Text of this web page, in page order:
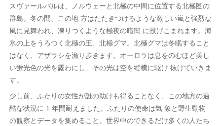
スヴァールバルは、ノルウェーと北極の中間に位置する北極圏の
群島。冬の間、この地 方はたたきつけるような激しい嵐と強烈な
風に見舞われ、凍りつくような極夜の暗闇 に投げこまれます。海
氷の上をうろつく北極の王、北極グマ。北極グマは冬眠すること
はなく、アザラシを漁り歩きます。オーロラは息をのむほど美し
い蛍光色の光を露わにし、その光は空を縦横に駆け 抜けていきま
す。
少し前、ふたりの女性が誰の助けも得ることなく、この地方の過
酷な状況に 1 年間耐えました。ふたりの使命は気 象と野生動物
の観察とデータを集めること。世界中のできるだけ多くの人たち